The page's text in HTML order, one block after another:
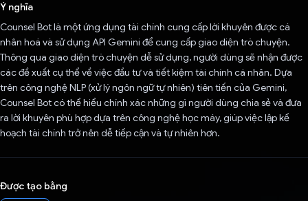
Ý nghĩa
Counsel Bot là một ứng dụng tài chính cung cấp lời khuyên được cá
nhân hoá và sử dụng API Gemini để cung cấp giao diện trò chuyện.
Thông qua giao diện trò chuyện dễ sử dụng, người dùng sẽ nhận được
các đề xuất cụ thể về việc đầu tư và tiết kiệm tài chính cá nhân. Dựa
trên công nghệ NLP (xử lý ngôn ngữ tự nhiên) tiên tiến của Gemini,
Counsel Bot có thể hiểu chính xác những gì người dùng chia sẻ và đưa
ra lời khuyên phù hợp dựa trên công nghệ học máy, giúp việc lập kế
hoạch tài chính trở nên dễ tiếp cận và tự nhiên hơn.
Được tạo bằng